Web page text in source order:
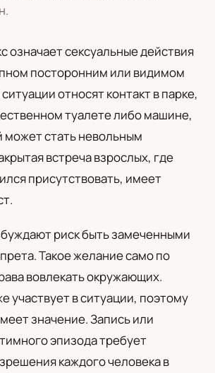
Русский
означает сексуальные действия
посторонним или видимом
относят контакт в парке,
туалете либо машине,
может стать невольным
встреча взрослых, где
присутствовать, имеет
риск быть замеченными
Такое желание само по
вовлекать окружающих.
участвует в ситуации, поэтому
значение. Запись или
эпизода требует
каждого человека в